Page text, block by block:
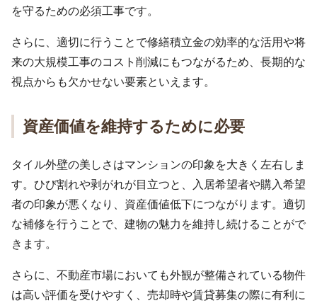
を守るための必須工事です。
さらに、適切に行うことで修繕積立金の効率的な活用や将
来の大規模工事のコスト削減にもつながるため、長期的な
視点からも欠かせない要素といえます。
資産価値を維持するために必要
タイル外壁の美しさはマンションの印象を大きく左右しま
す。ひび割れや剥がれが目立つと、入居希望者や購入希望
者の印象が悪くなり、資産価値低下につながります。適切
な補修を行うことで、建物の魅力を維持し続けることがで
きます。
さらに、不動産市場においても外観が整備されている物件
は高い評価を受けやすく、売却時や賃貸募集の際に有利に